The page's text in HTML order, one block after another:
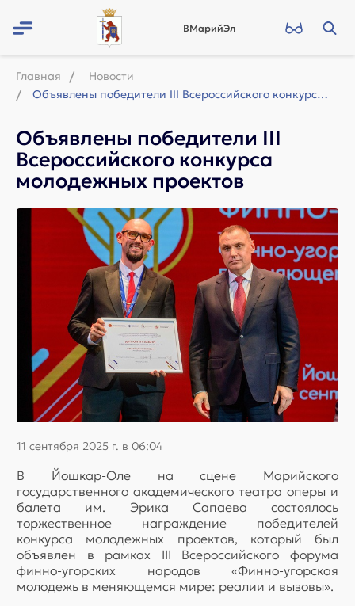
ВМарийЭл
Главная
Новости
Объявлены победители III Всероссийского конкурса молодежных проектов
Объявлены победители III
Всероссийского конкурса
молодежных проектов
11 сентября 2025 г. в 06:04
В Йошкар-Оле на сцене Марийского
государственного академического театра оперы и
балета им. Эрика Сапаева состоялось
торжественное награждение победителей
конкурса молодежных проектов, который был
объявлен в рамках III Всероссийского форума
финно-угорских народов «Финно-угорская
молодежь в меняющемся мире: реалии и вызовы».